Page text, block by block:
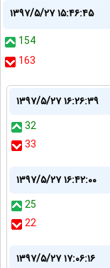
۱۳۹۷/۵/۲۷ ۱۵:۴۶:۴۵
154
163
۱۳۹۷/۵/۲۷ ۱۶:۲۶:۳۹
32
33
۱۳۹۷/۵/۲۷ ۱۶:۴۲:۰۰
25
22
۱۳۹۷/۵/۲۷ ۱۷:۰۶:۱۶